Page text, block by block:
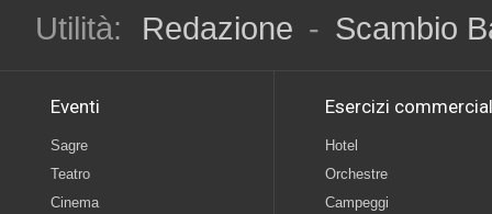
Utilità:
Redazione - Scambio
Eventi
Sagre
Teatro
Cinema
Esercizi
Hotel
Orchestre
Campeggi